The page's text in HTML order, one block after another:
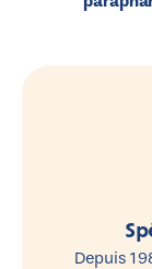
Depuis